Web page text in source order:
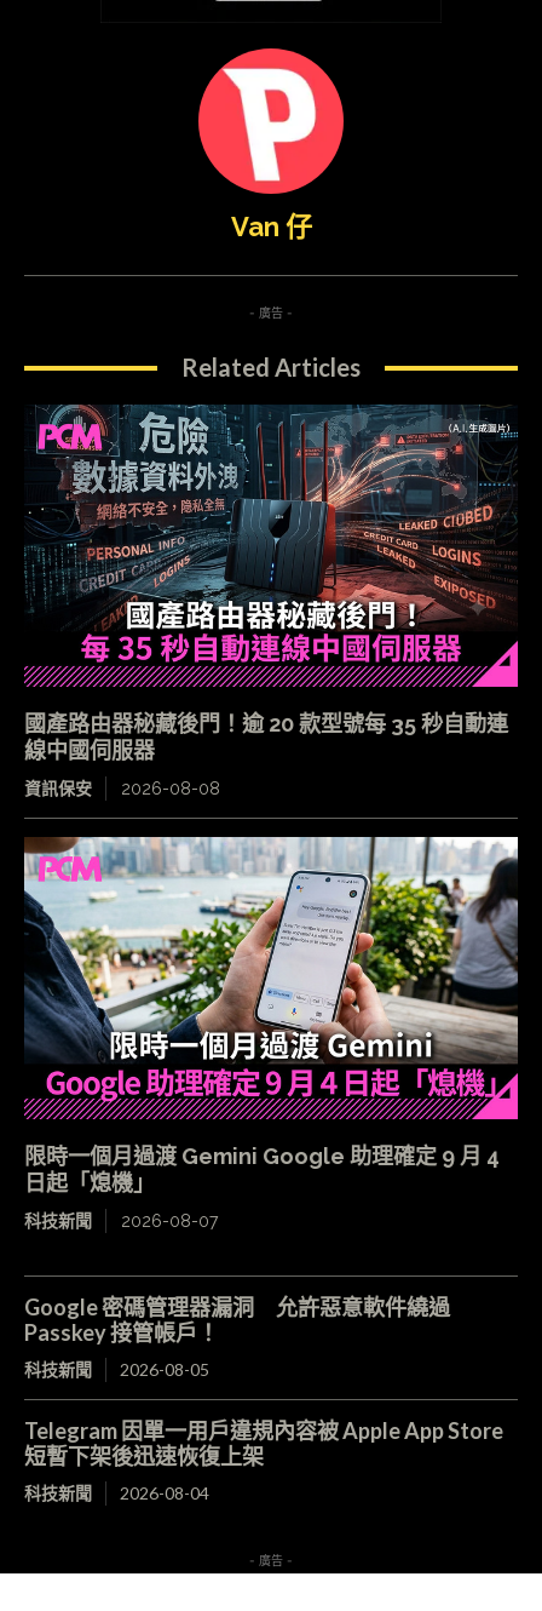
Van 仔
- 廣告 -
Related Articles
國產路由器秘藏後門！逾 20 款型號每 35 秒自動連
線中國伺服器
資訊保安 2026-08-08
限時一個月過渡 Gemini Google 助理確定 9 月 4
日起「熄機」
科技新聞 2026-08-07
Google 密碼管理器漏洞 允許惡意軟件繞過
Passkey 接管帳戶！
科技新聞 2026-08-05
Telegram 因單一用戶違規內容被 Apple App Store
短暫下架後迅速恢復上架
科技新聞 2026-08-04
- 廣告 -